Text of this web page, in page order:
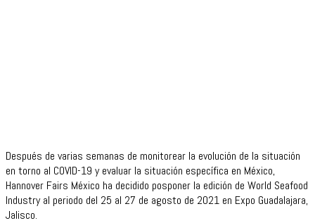
Después de varias semanas de monitorear la evolución de la situación
en torno al COVID-19 y evaluar la situación específica en México,
Hannover Fairs México ha decidido posponer la edición de World Seafood
Industry al periodo del 25 al 27 de agosto de 2021 en Expo Guadalajara,
Jalisco.